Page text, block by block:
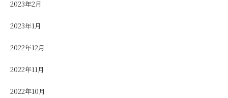
2023年2月
2023年1月
2022年12月
2022年11月
2022年10月